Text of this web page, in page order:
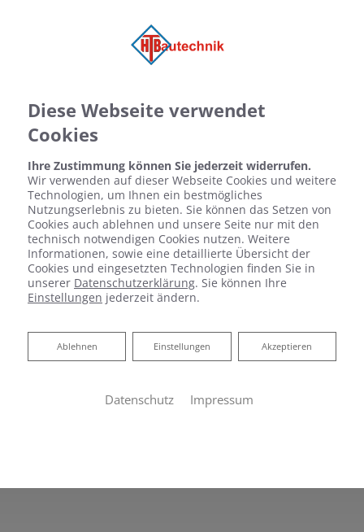
Diese Webseite verwendet
Cookies
Ihre Zustimmung können Sie jederzeit widerrufen.
Wir verwenden auf dieser Webseite Cookies und weitere
Technologien, um Ihnen ein bestmögliches
Nutzungserlebnis zu bieten. Sie können das Setzen von
Cookies auch ablehnen und unsere Seite nur mit den
technisch notwendigen Cookies nutzen. Weitere
Informationen, sowie eine detaillierte Übersicht der
Cookies und eingesetzten Technologien finden Sie in
unserer Datenschutzerklärung. Sie können Ihre
Einstellungen jederzeit ändern.
Akzeptieren
Einstellungen
Ablehnen
Ablehnen
Datenschutz Impressum